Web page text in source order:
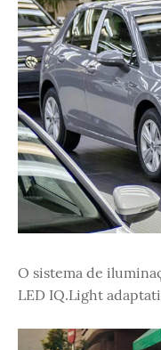
O sistema de
LED IQ.Light